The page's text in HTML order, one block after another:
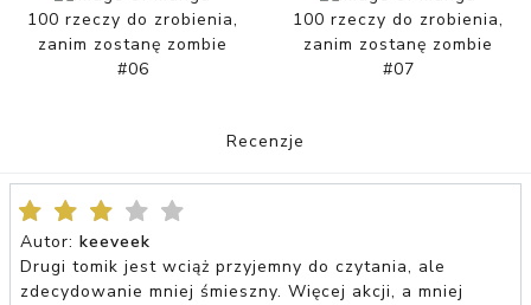
100 rzeczy do zrobienia,
zanim zostanę zombie
#06
100 rzeczy do zrobienia,
zanim zostanę zombie
#07
Recenzje
Autor: keeveek
Drugi tomik jest wciąż przyjemny do czytania, ale
zdecydowanie mniej śmieszny. Więcej akcji, a mniej